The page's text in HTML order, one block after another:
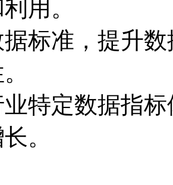
用。
标准，提升
特定数据指标
。